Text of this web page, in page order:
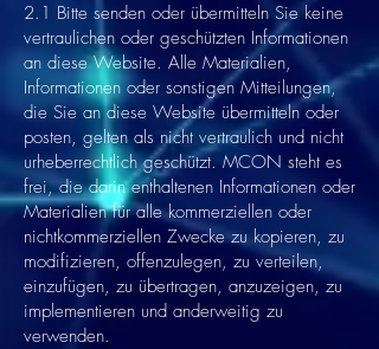
2.1 Bitte senden oder übermitteln Sie keine
vertraulichen oder geschützten Informationen
an diese Website. Alle Materialien,
Informationen oder sonstigen Mitteilungen,
die Sie an diese Website übermitteln oder
posten, gelten als nicht vertraulich und nicht
urheberrechtlich geschützt. MCON steht es
frei, die darin enthaltenen Informationen oder
Materialien für alle kommerziellen oder
nichtkommerziellen Zwecke zu kopieren, zu
modifizieren, offenzulegen, zu verteilen,
einzufügen, zu übertragen, anzuzeigen, zu
implementieren und anderweitig zu
verwenden.